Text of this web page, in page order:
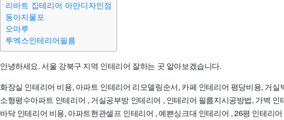
리바트 집테리어 아만디자인점
동아지물포
오마루
투엑스인테리어필름
안녕하세요. 서울 강북구 지역 인테리어 잘하는 곳 알아보겠습니다.
화장실 인테리어 비용, 아파트 인테리어 리모델링순서, 카페 인테리어 평당비용, 거실
소형평수아파트 인테리어 , 거실공부방 인테리어 , 인테리어 필름지시공방법, 가벽 인
바닥 인테리어 비용, 아파트현관셀프 인테리어 , 예쁜싱크대 인테리어 , 26평 인테리